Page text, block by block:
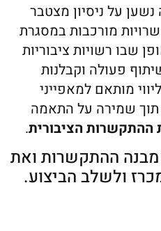
על ניסיון מצטבר
מורכבות במסגרת
שבו רשויות ציבוריות
פעולה וקבלנות
מותאם למאפייני
תוך שמירה על התאמה
ההתקשרות הציבורית.
ההתקשרות ואת
ולשלב הביצוע.